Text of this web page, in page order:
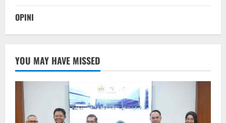
OPINI
YOU MAY HAVE MISSED